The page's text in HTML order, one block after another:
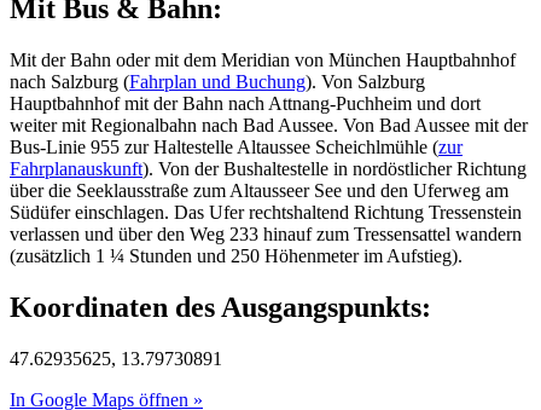
Mit Bus & Bahn:
Mit der Bahn oder mit dem Meridian von München Hauptbahnhof
nach Salzburg (Fahrplan und Buchung). Von Salzburg
Hauptbahnhof mit der Bahn nach Attnang-Puchheim und dort
weiter mit Regionalbahn nach Bad Aussee. Von Bad Aussee mit der
Bus-Linie 955 zur Haltestelle Altaussee Scheichlmühle (zur
Fahrplanauskunft). Von der Bushaltestelle in nordöstlicher Richtung
über die Seeklausstraße zum Altausseer See und den Uferweg am
Südüfer einschlagen. Das Ufer rechtshaltend Richtung Tressenstein
verlassen und über den Weg 233 hinauf zum Tressensattel wandern
(zusätzlich 1 ¼ Stunden und 250 Höhenmeter im Aufstieg).
Koordinaten des Ausgangspunkts:
47.62935625, 13.79730891
In Google Maps öffnen »